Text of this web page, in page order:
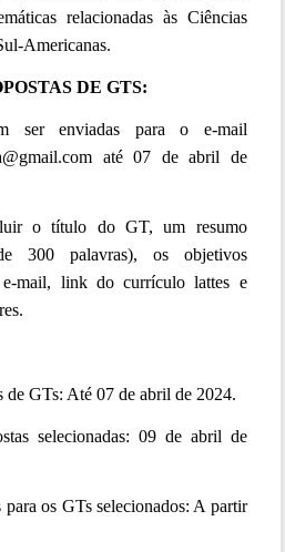
relacionadas às Ciências
Americanas.
DE GTS:
ser enviadas para o e-mail
até 07 de abril de
o título do GT, um resumo
300 palavras), os objetivos
e-mail, link do currículo lattes e
de GTs: Até 07 de abril de 2024.
selecionadas: 09 de abril de
para os GTs selecionados: A partir